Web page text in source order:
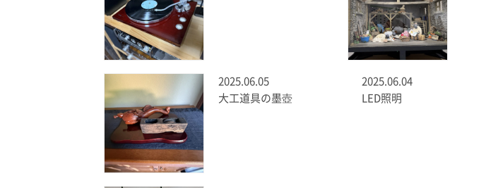
2025.06.05
大工道具の墨壺
2025.06.04
LED照明